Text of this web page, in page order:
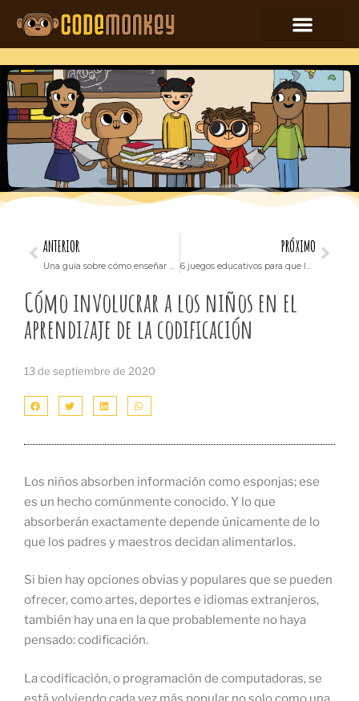
ANTERIOR
Una guía sobre cómo enseñar a los niños a crear una aplicación
PRÓXIMO
6 juegos educativos para que los niños de secundaria jueguen y aprendan
Cómo involucrar a los niños en el
aprendizaje de la codificación
13 de septiembre de 2020
Los niños absorben información como esponjas; ese
es un hecho comúnmente conocido. Y lo que
absorberán exactamente depende únicamente de lo
que los padres y maestros decidan alimentarlos.
Si bien hay opciones obvias y populares que se pueden
ofrecer, como artes, deportes e idiomas extranjeros,
también hay una en la que probablemente no haya
pensado: codificación.
La codificación, o programación de computadoras, se